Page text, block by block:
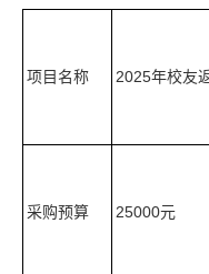
项目名称 2025年校友
采购预算 25000元